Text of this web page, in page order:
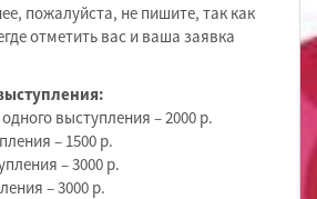
пожалуйста, не пишите, так как
отметить вас и ваша заявка
выступления – 2000 р.
– 1500 р.
– 3000 р.
– 3000 р.